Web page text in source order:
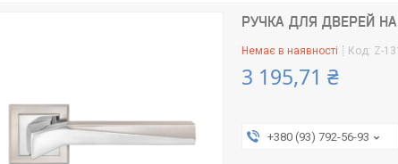
РУЧКА ДЛЯ ДВЕРЕЙ НА
Немає в наявності Код: Z-
3 195,71 ₴
+380 (93) 792-56-93